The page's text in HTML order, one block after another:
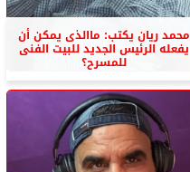
محمد ريان يكتب: ماالذى يمكن أن
يفعله الرئيس الجديد للبيت الفنى
للمسرح؟